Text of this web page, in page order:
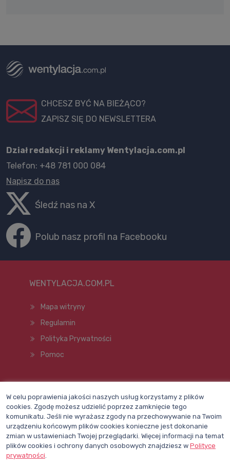
CHCESZ BYĆ NA BIEŻĄCO?
ZAPISZ SIĘ DO NEWSLETTERA
Dział redakcji i reklamy Wentylacja.com.pl
Telefon: +48 781 000 084
Napisz do nas
Śledź nas na X
Polub nasz profil na Facebooku
WENTYLACJA.COM.PL
Mapa witryny
Regulamin
Polityka Prywatności
Pomoc
W celu poprawienia jakości naszych usług korzystamy z plików
cookies. Zgodę możesz udzielić poprzez zamknięcie tego
komunikatu. Jeśli nie wyrażasz zgody na przechowywanie na Twoim
urządzeniu końcowym plików cookies konieczne jest dokonanie
zmian w ustawieniach Twojej przeglądarki. Więcej informacji na temat
plików cookies i ochrony danych osobowych znajdziesz w Polityce
prywatności.